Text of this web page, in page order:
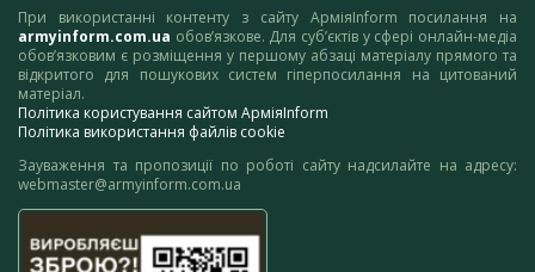
При використанні контенту з сайту АрміяInform посилання на
armyinform.com.ua обов’язкове. Для суб’єктів у сфері онлайн-медіа
обов’язковим є розміщення у першому абзаці матеріалу прямого та
відкритого для пошукових систем гіперпосилання на цитований
матеріал.
Політика користування сайтом АрміяInform
Політика використання файлів cookie
Зауваження та пропозиції по роботі сайту надсилайте на адресу:
webmaster@armyinform.com.ua